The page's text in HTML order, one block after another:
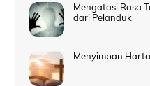
Mengatasi Rasa
dari Pelanduk
Menyimpan